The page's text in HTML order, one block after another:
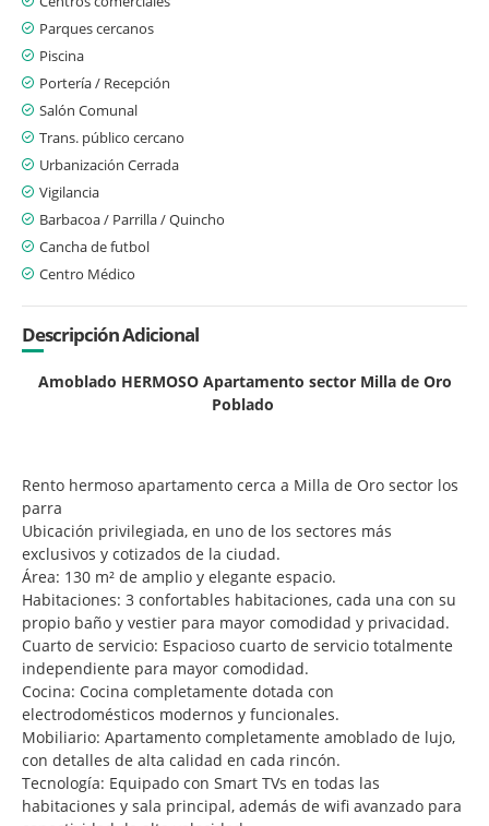
Parques cercanos
Piscina
Portería / Recepción
Salón Comunal
Trans. público cercano
Urbanización Cerrada
Vigilancia
Barbacoa / Parrilla / Quincho
Cancha de futbol
Centro Médico
Descripción Adicional
Amoblado HERMOSO Apartamento sector Milla de Oro
Poblado
Rento hermoso apartamento cerca a Milla de Oro sector los
parra
Ubicación privilegiada, en uno de los sectores más
exclusivos y cotizados de la ciudad.
Área: 130 m² de amplio y elegante espacio.
Habitaciones: 3 confortables habitaciones, cada una con su
propio baño y vestier para mayor comodidad y privacidad.
Cuarto de servicio: Espacioso cuarto de servicio totalmente
independiente para mayor comodidad.
Cocina: Cocina completamente dotada con
electrodomésticos modernos y funcionales.
Mobiliario: Apartamento completamente amoblado de lujo,
con detalles de alta calidad en cada rincón.
Tecnología: Equipado con Smart TVs en todas las
habitaciones y sala principal, además de wifi avanzado para